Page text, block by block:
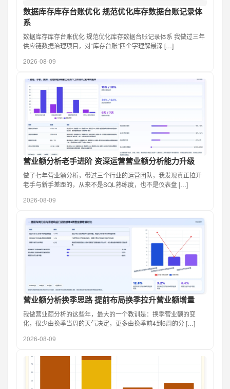
数据库存库存台账优化 规范优化库存数据台账记录体
系
数据库存库存台账优化 规范优化库存数据台账记录体系 我做过三年
供应链数据治理项目，对“库存台账”四个字理解最深 […]
2026-08-09
营业额分析老手进阶 资深运营营业额分析能力升级
做了七年营业额分析，带过三个行业的运营团队，我发现真正拉开
老手与新手差距的，从来不是SQL熟练度，也不是仪表盘 […]
2026-08-09
营业额分析换季思路 提前布局换季拉升营业额增量
我做营业额分析的这些年，最大的一个教训是：换季营业额的变
化，很少由换季当周的天气决定，更多由换季前4到6周的分 […]
2026-08-09